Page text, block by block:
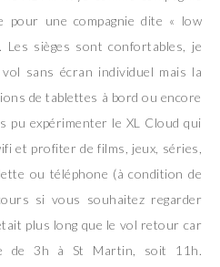
pour une compagnie dite « low
Les sièges sont confortables, je
sans écran individuel mais la
de tablettes à bord ou encore
expérimenter le XL Cloud qui
et profiter de films, jeux, séries,
ou téléphone (à condition de
si vous souhaitez regarder
plus long que le vol retour car
de 3h à St Martin, soit 11h.